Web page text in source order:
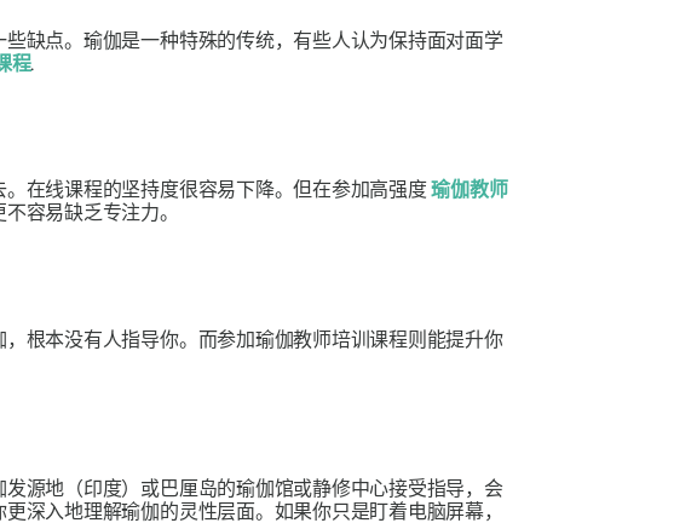
缺点。瑜伽是一种特殊的传统，有些人认为保持面对面学
程.
在线课程的坚持度很容易下降。但在参加高强度瑜伽教师
容易缺乏专注力。
根本没有人指导你。而参加瑜伽教师培训课程则能提升你
源地（印度）或巴厘岛的瑜伽馆或静修中心接受指导，会
深入地理解瑜伽的灵性层面。如果你只是盯着电脑屏幕，